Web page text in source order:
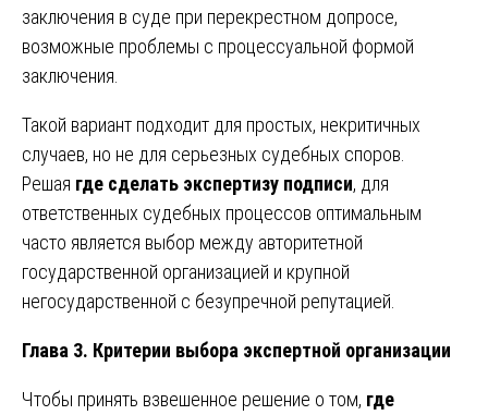
заключения в суде при перекрестном допросе,
возможные проблемы с процессуальной формой
заключения.
Такой вариант подходит для простых, некритичных
случаев, но не для серьезных судебных споров.
Решая где сделать экспертизу подписи, для
ответственных судебных процессов оптимальным
часто является выбор между авторитетной
государственной организацией и крупной
негосударственной с безупречной репутацией.
Глава 3. Критерии выбора экспертной организации
Чтобы принять взвешенное решение о том, где